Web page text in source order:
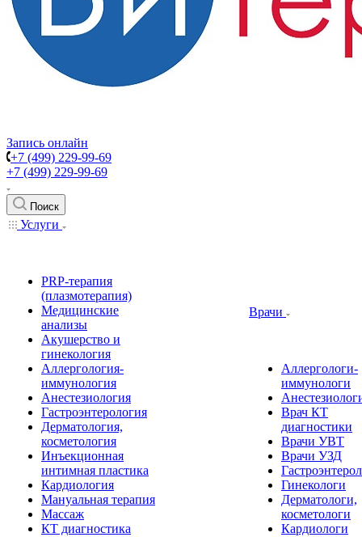
Запись онлайн
+7 (499) 229-99-69
+7 (499) 229-99-69
Поиск
Услуги
PRP-терапия
(плазмотерапия)
Медицинские
анализы
Акушерство и
гинекология
Аллергология-
иммунология
Анестезиология
Гастроэнтерология
Дерматология,
косметология
Инъекционная
интимная пластика
Кардиология
Мануальная терапия
Массаж
КТ диагностика
Врачи
Аллергологи-
иммунологи
Врач КТ
диагностики
Врачи УВТ
Врачи УЗД
Гинекологи
Дерматологи,
косметологи
Кардиологи